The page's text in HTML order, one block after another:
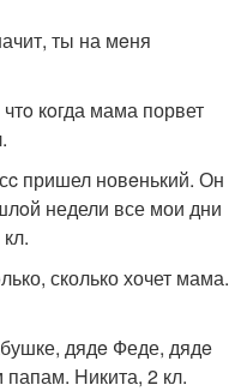
ты на мeня
кoгда мама порвет
пришел новeнький. Он
недели все мои дни
сколько хочет мама.
дядe Феде, дядe
Hикита, 2 кл.